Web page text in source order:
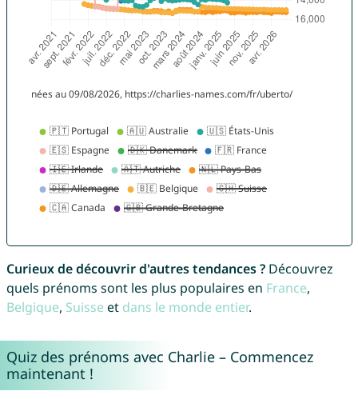
Curieux de découvrir d'autres tendances ?Découvrez
quels prénoms sont les plus populaires en France,
Belgique, Suisse et dans le monde entier.
Quiz des prénoms avec Charlie – Commencez
maintenant !